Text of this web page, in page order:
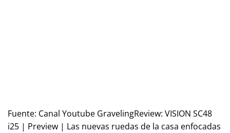
Fuente: Canal Youtube GravelingReview: VISION SC48
i25 | Preview | Las nuevas ruedas de la casa enfocadas